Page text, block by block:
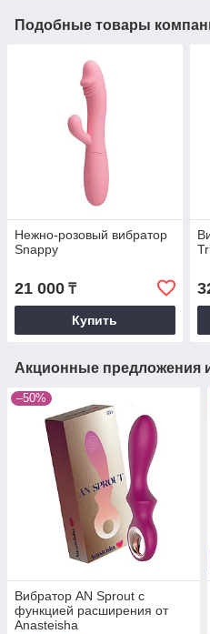
Подобные товары
Нежно-розовый вибратор
Snappy
21 000 ₸
Купить
Акционные предложения
–50%
Вибратор AN Sprout с
функцией расширения от
Anasteisha